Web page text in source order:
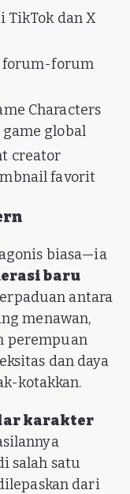
TikTok dan X
forum-forum
Characters
global
creator
favorit
biasa—ia
baru
antara
menawan,
perempuan
dan daya
kotakkan.
karakter
salah satu
dari